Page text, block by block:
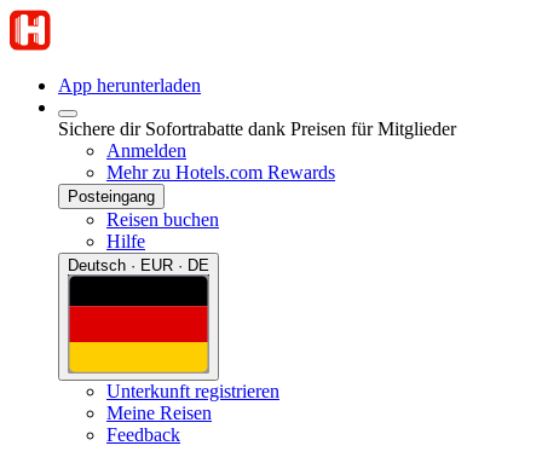
App herunterladen
Sichere dir Sofortrabatte dank Preisen für Mitglieder
Anmelden
Mehr zu Hotels.com Rewards
Posteingang
Reisen buchen
Hilfe
Deutsch · EUR · DE
Unterkunft registrieren
Meine Reisen
Feedback